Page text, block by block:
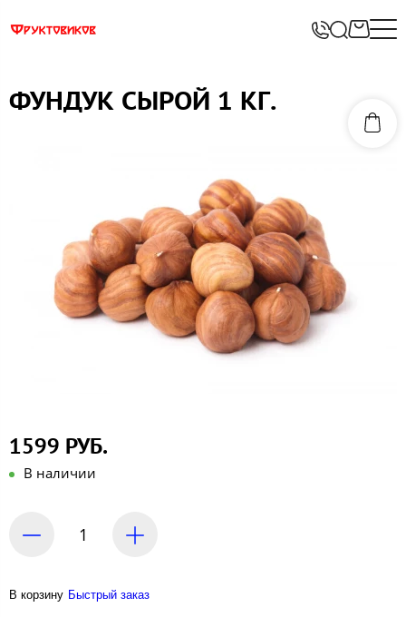
ФУНДУК СЫРОЙ 1 КГ.
1599 РУБ.
В наличии
В корзину Быстрый заказ